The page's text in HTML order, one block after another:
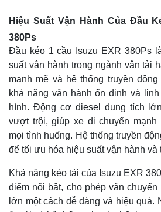
Hiệu Suất Vận Hành Của Đầu
380Ps
Đầu kéo 1 cầu Isuzu EXR 380Ps
suất vận hành trong ngành vận tải
mạnh mẽ và hệ thống truyền
khả năng vận hành ổn định và
hình. Động cơ diesel dung tích
vượt trội, giúp xe di chuyển mạnh
mọi tình huống. Hệ thống truyền
để tối ưu hóa hiệu suất vận hành và
Khả năng kéo tải của Isuzu EXR
điểm nổi bật, cho phép vận
lớn một cách dễ dàng và hiệu quả.